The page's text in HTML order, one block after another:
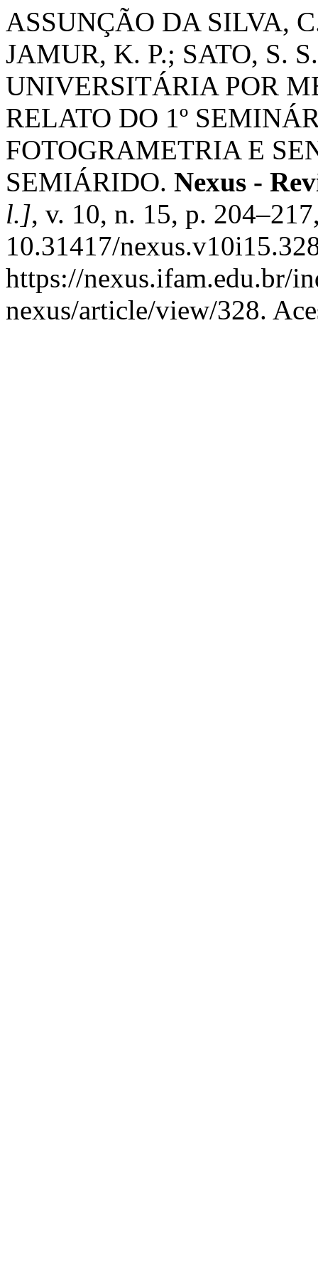
ASSUNÇÃO DA SILVA,
JAMUR, K. P.; SATO, S.
UNIVERSITÁRIA POR
RELATO DO 1º
FOTOGRAMETRIA E
SEMIÁRIDO. Nexus -
l.], v. 10, n. 15, p.
10.31417/
https://nexus.ifam.edu.br/
nexus/article/view/328.